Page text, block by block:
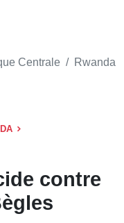
Centrale Rwanda
contre